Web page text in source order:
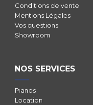
Conditions de vente
Mentions Légales
Vos questions
Showroom
NOS SERVICES
Pianos
Location